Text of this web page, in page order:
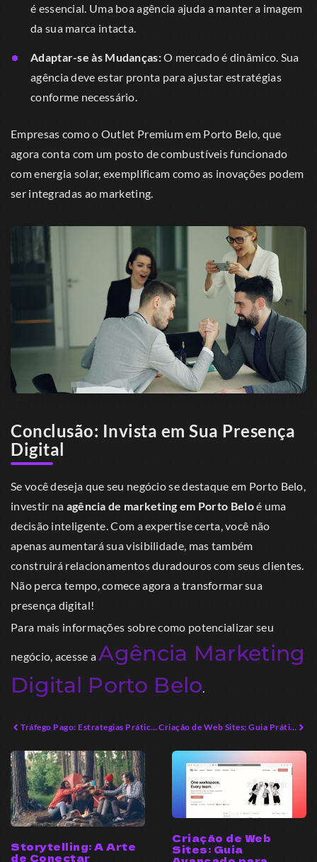
é essencial. Uma boa agência ajuda a manter a imagem
da sua marca intacta.
Adaptar-se às Mudanças:O mercado é dinâmico. Sua
agência deve estar pronta para ajustar estratégias
conforme necessário.
Empresas como o Outlet Premium em Porto Belo, que
agora conta com um posto de combustíveis funcionado
com energia solar, exemplificam como as inovações podem
ser integradas ao marketing.
Conclusão: Invista em Sua Presença
Digital
Se você deseja que seu negócio se destaque em Porto Belo,
investir na agência de marketing em Porto Beloé uma
decisão inteligente. Com a expertise certa, você não
apenas aumentará sua visibilidade, mas também
construirá relacionamentos duradouros com seus clientes.
Não perca tempo, comece agora a transformar sua
presença digital!
Para mais informações sobre como potencializar seu
negócio, acesse aAgência Marketing
Digital Porto Belo.
Tráfego Pago: Estrategias Práticas para Negócios Locais Criação de Web Sites: Guia Prático para Empreendedores Modernos
Storytelling: A Arte
de Conectar
Criação de Web
Sites: Guia